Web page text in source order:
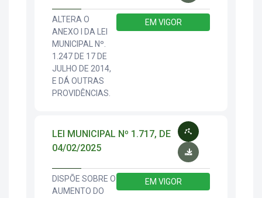
ALTERA O
ANEXO I DA LEI
MUNICIPAL Nº.
1.247 DE 17 DE
JULHO DE 2014,
E DÁ OUTRAS
PROVIDÊNCIAS.
EM VIGOR
LEI MUNICIPAL Nº 1.717, DE
04/02/2025
DISPÕE SOBRE O
AUMENTO DO
EM VIGOR